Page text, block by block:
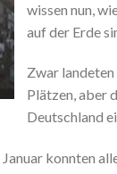
wissen nun,
auf der Erde
Zwar
Plätzen, aber
Deutschland
konnten